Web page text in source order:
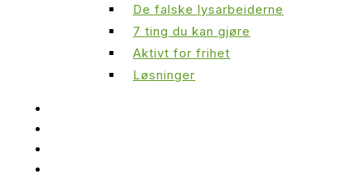
De falske lysarbeiderne
7 ting du kan gjøre
Aktivt for frihet
Løsninger